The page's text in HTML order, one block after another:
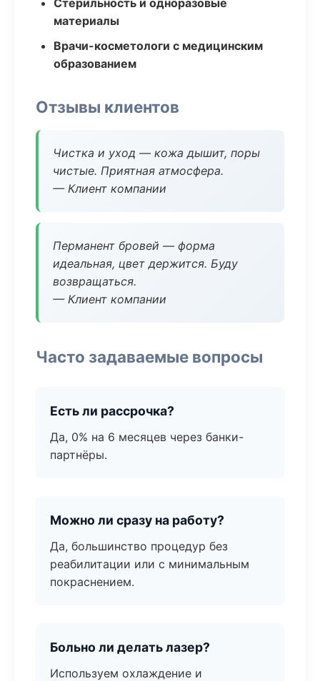
Стерильность и одноразовые
материалы
Врачи-косметологи с медицинским
образованием
Отзывы клиентов
Чистка и уход — кожа дышит, поры
чистые. Приятная атмосфера.
— Клиент компании
Перманент бровей — форма
идеальная, цвет держится. Буду
возвращаться.
— Клиент компании
Часто задаваемые вопросы
Есть ли рассрочка?
Да, 0% на 6 месяцев через банки-
партнёры.
Можно ли сразу на работу?
Да, большинство процедур без
реабилитации или с минимальным
покраснением.
Больно ли делать лазер?
Используем охлаждение и